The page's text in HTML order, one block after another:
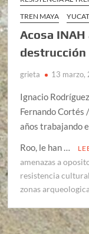
TREN MAYA
Acosa
destrucción
grieta 13 marzo,
Ignacio
Fernando Cortés
años trabajando
Roo, le han …
amenazas a
resistencia cultural
zonas